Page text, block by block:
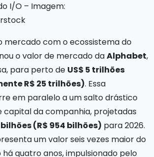
I/O – Imagem:
mercado com o ecossistema do
o valor de mercado daAlphabet,
para perto de US$ 5 trilhões
R$ 25 trilhões). Essa
em paralelo a um salto drástico
capital da companhia, projetadas
bilhões (R$ 954 bilhões) para 2026.
um valor seis vezes maior do
quatro anos, impulsionado pelo